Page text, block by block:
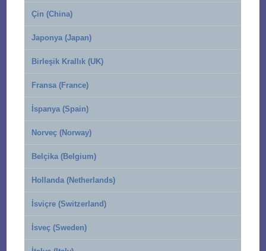
Çin (China)
Japonya (Japan)
Birleşik Krallık (UK)
Fransa (France)
İspanya (Spain)
Norveç (Norway)
Belçika (Belgium)
Hollanda (Netherlands)
İsviçre (Switzerland)
İsveç (Sweden)